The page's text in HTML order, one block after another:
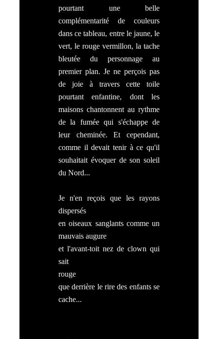
pourtant une belle
complémentarité de couleurs
dans ce tableau, entre le jaune, le
vert, le rouge vermillon, la tache
bleutée du personnage au
premier plan. Je ne perçois pas
de joie à travers cette toile
pourtant enfantine, dont les
maisons chantonnent au rythme
de la fumée qui s'échappe de
leur cheminée. Et cependant,
comme il devait tenir à ce qu'il
souhaitait évoquer de son soleil
du Nord...
Je n'en reçois que les rayons
dispersés
en oiseaux sanglants comme un
mauvais augure
et l'avant-toit nez de clown qui
sait
rouge
que derrière le rire des enfants se
cache...